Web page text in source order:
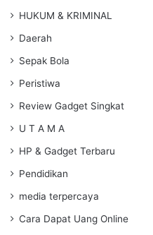
HUKUM & KRIMINAL
Daerah
Sepak Bola
Peristiwa
Review Gadget Singkat
U T A M A
HP & Gadget Terbaru
Pendidikan
media terpercaya
Cara Dapat Uang Online